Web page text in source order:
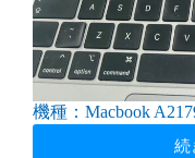
機種：Macbook
続